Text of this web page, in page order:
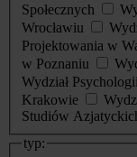
Społecznych
Wrocławiu
Projektowania w
w Poznaniu
Wydział
Krakowie
Studiów
typ: